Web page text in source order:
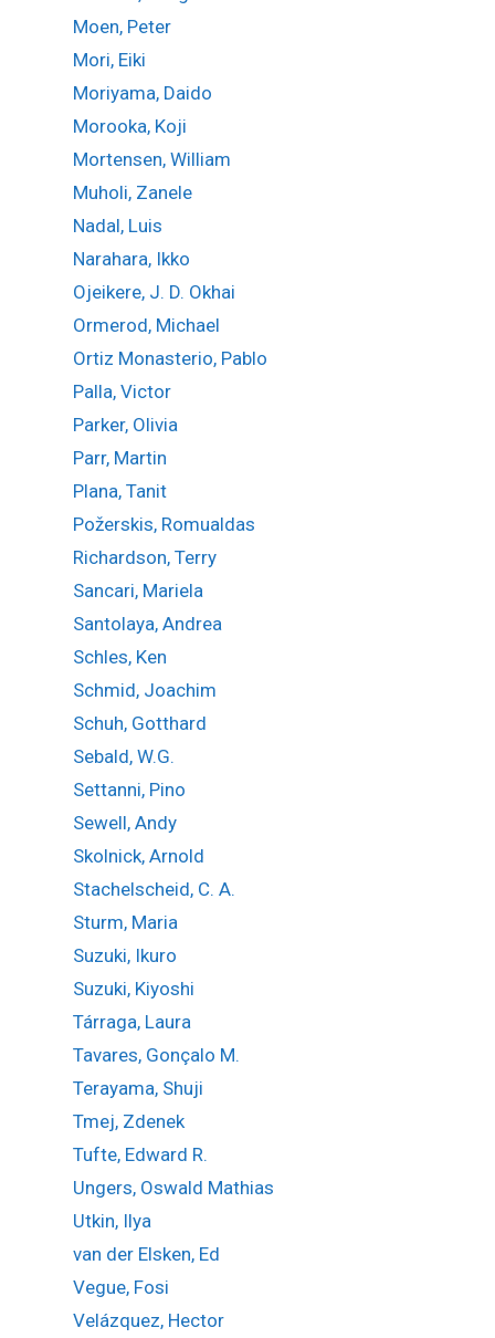
Moen, Peter
Mori, Eiki
Moriyama, Daido
Morooka, Koji
Mortensen, William
Muholi, Zanele
Nadal, Luis
Narahara, Ikko
Ojeikere, J. D. Okhai
Ormerod, Michael
Ortiz Monasterio, Pablo
Palla, Victor
Parker, Olivia
Parr, Martin
Plana, Tanit
Požerskis, Romualdas
Richardson, Terry
Sancari, Mariela
Santolaya, Andrea
Schles, Ken
Schmid, Joachim
Schuh, Gotthard
Sebald, W.G.
Settanni, Pino
Sewell, Andy
Skolnick, Arnold
Stachelscheid, C. A.
Sturm, Maria
Suzuki, Ikuro
Suzuki, Kiyoshi
Tárraga, Laura
Tavares, Gonçalo M.
Terayama, Shuji
Tmej, Zdenek
Tufte, Edward R.
Ungers, Oswald Mathias
Utkin, Ilya
van der Elsken, Ed
Vegue, Fosi
Velázquez, Hector